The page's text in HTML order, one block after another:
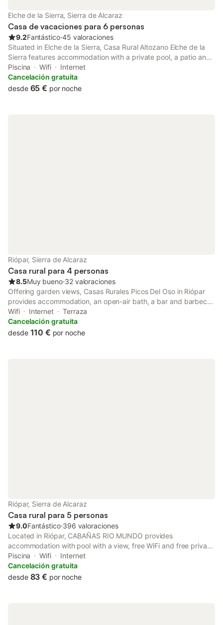
Elche de la Sierra, Sierra de Alcaraz
Casa de vacaciones para 6 personas
9.2Fantástico⋅45 valoraciones
Situated in Elche de la Sierra, Casa Rural Altozano Elche de la
Sierra features accommodation with a private pool, a patio and
pool views. Boasting a 24-hour front desk, this property also
provides guests with a barbecue.
Piscina Wifi
Internet
Cancelación gratuita
desde 65 € por noche
Riópar, Sierra de Alcaraz
Casa rural para 4 personas
8.5Muy bueno⋅32 valoraciones
Offering garden views, Casas Rurales Picos Del Oso in Riópar
provides accommodation, an open-air bath, a bar and barbecue
facilities. There is a private entrance at the country house for
the convenience of those who stay.
Wifi Internet
Terraza
Cancelación gratuita
desde 110 € por noche
Riópar, Sierra de Alcaraz
Casa rural para 5 personas
9.0Fantástico⋅396 valoraciones
Located in Riópar, CABAÑAS RIO MUNDO provides
accommodation with pool with a view, free WiFi and free private
parking for guests who drive. The property has pool and garden
views. The country house features family rooms.
Piscina Wifi
Internet
Cancelación gratuita
desde 83 € por noche